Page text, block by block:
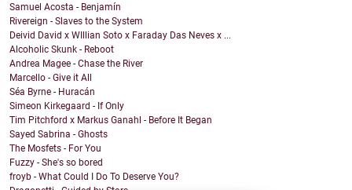
Samuel Acosta - Benjamín
Rivereign - Slaves to the System
Deivid David x WIllian Soto x Faraday Das Neves x ...
Alcoholic Skunk - Reboot
Andrea Magee - Chase the River
Marcello - Give it All
Séa Byrne - Huracán
Simeon Kirkegaard - If Only
Tim Pitchford x Markus Ganahl - Before It Began
Sayed Sabrina - Ghosts
The Mosfets - For You
Fuzzy - She's so bored
froyb - What Could I Do To Deserve You?